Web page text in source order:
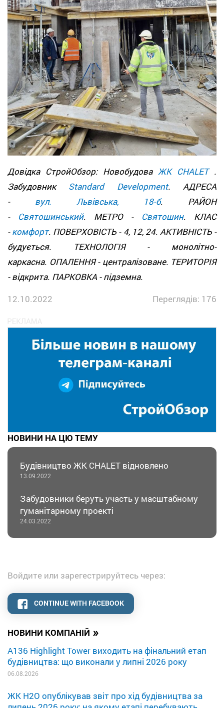
НОВИНИ КОМПАНІЙ »
A136 Highlight Tower виходить на фінальний етап
будівництва: що виконали у липні 2026 року
06.08.2026
ЖК H2O опублікував звіт про хід будівництва за
Довідка СтройОбзор: Новобудова ЖК CHALET .
Забудовник Standard Development. АДРЕСА
- вул. Львівська, 18-б. РАЙОН
- Святошинський. МЕТРО - Святошин. КЛАС
-комфорт. ПОВЕРХОВІСТЬ - 4, 12, 24. АКТИВНІСТЬ -
будується. ТЕХНОЛОГІЯ - монолітно-
каркасна. ОПАЛЕННЯ - централізоване. ТЕРИТОРІЯ
- відкрита. ПАРКОВКА - підземна.
12.10.2022
Переглядів: 176
НОВИНИ НА ЦЮ ТЕМУ
Будівництво ЖК CHALET відновлено
13.09.2022
Забудовники беруть участь у масштабному
гуманітарному проекті
24.03.2022
Войдите или зарегестрируйтесь через:
CONTINUE WITH FACEBOOK